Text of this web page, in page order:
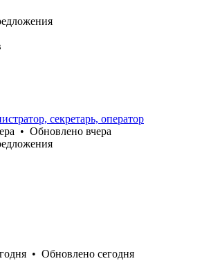
секретарь, оператор
• Обновлено вчера
• Обновлено сегодня